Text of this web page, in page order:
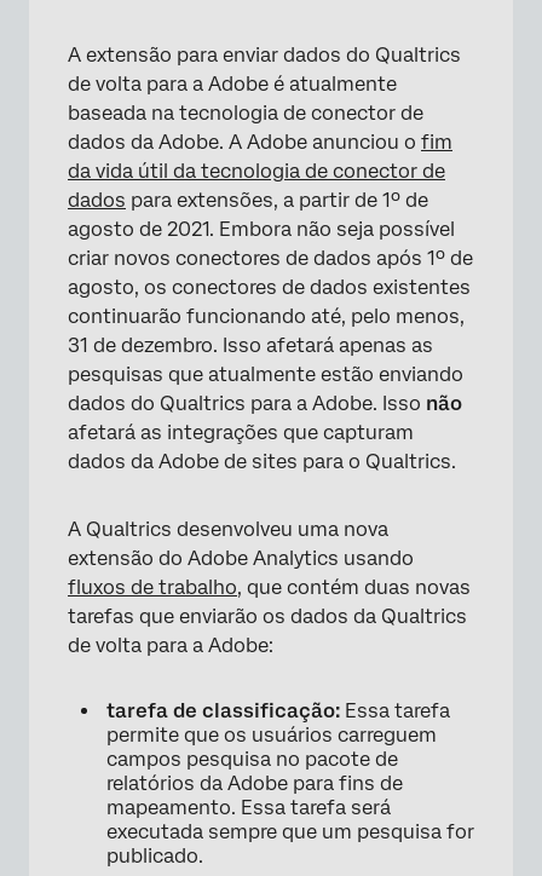
A extensão para enviar dados do Qualtrics
de volta para a Adobe é atualmente
baseada na tecnologia de conector de
dados da Adobe. A Adobe anunciou o fim
da vida útil da tecnologia de conector de
dados para extensões, a partir de 1º de
agosto de 2021. Embora não seja possível
criar novos conectores de dados após 1º de
agosto, os conectores de dados existentes
continuarão funcionando até, pelo menos,
31 de dezembro. Isso afetará apenas as
pesquisas que atualmente estão enviando
dados do Qualtrics para a Adobe. Isso não
afetará as integrações que capturam
dados da Adobe de sites para o Qualtrics.
A Qualtrics desenvolveu uma nova
extensão do Adobe Analytics usando
fluxos de trabalho, que contém duas novas
tarefas que enviarão os dados da Qualtrics
de volta para a Adobe:
tarefa de classificação: Essa tarefa
permite que os usuários carreguem
campos pesquisa no pacote de
relatórios da Adobe para fins de
mapeamento. Essa tarefa será
executada sempre que um pesquisa for
publicado.